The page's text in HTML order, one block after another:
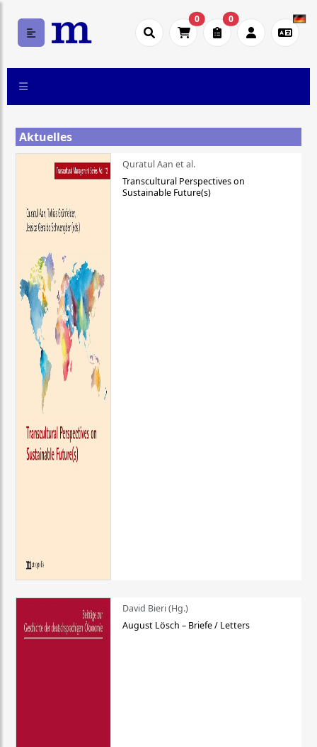
0 0
Aktuelles
Quratul Aan et al.
Transcultural Perspectives on
Sustainable Future(s)
David Bieri (Hg.)
August Lösch – Briefe / Letters